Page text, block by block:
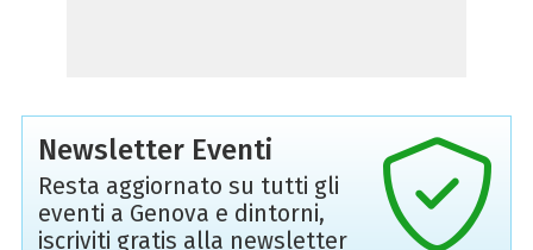
Newsletter Eventi
Resta aggiornato su tutti gli
eventi a Genova e dintorni,
iscriviti gratis alla newsletter